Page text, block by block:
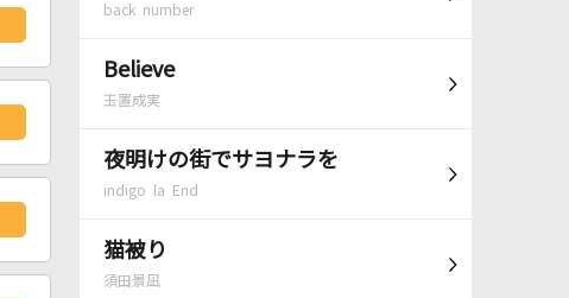
back number
Believe
玉置成実
夜明けの街でサヨナラを
indigo la End
猫被り
須田景凪